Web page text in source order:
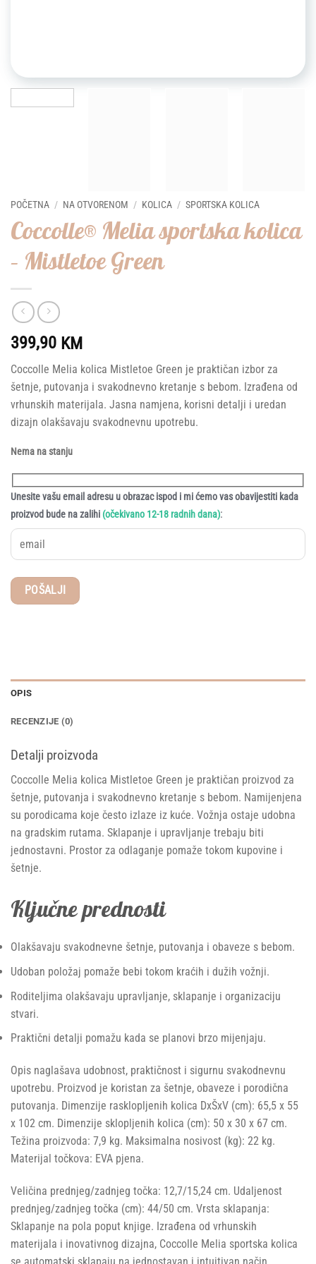
POČETNA / NA OTVORENOM / KOLICA / SPORTSKA KOLICA
Coccolle® Melia sportska kolica
– Mistletoe Green
399,90 KM
Coccolle Melia kolica Mistletoe Green je praktičan izbor za
šetnje, putovanja i svakodnevno kretanje s bebom. Izrađena od
vrhunskih materijala. Jasna namjena, korisni detalji i uredan
dizajn olakšavaju svakodnevnu upotrebu.
Nema na stanju
Unesite vašu email adresu u obrazac ispod i mi ćemo vas obavijestiti kada
proizvod bude na zalihi (očekivano 12-18 radnih dana):
OPIS
RECENZIJE (0)
Detalji proizvoda
Coccolle Melia kolica Mistletoe Green je praktičan proizvod za
šetnje, putovanja i svakodnevno kretanje s bebom. Namijenjena
su porodicama koje često izlaze iz kuće. Vožnja ostaje udobna
na gradskim rutama. Sklapanje i upravljanje trebaju biti
jednostavni. Prostor za odlaganje pomaže tokom kupovine i
šetnje.
Ključne prednosti
Olakšavaju svakodnevne šetnje, putovanja i obaveze s bebom.
Udoban položaj pomaže bebi tokom kraćih i dužih vožnji.
Roditeljima olakšavaju upravljanje, sklapanje i organizaciju
stvari.
Praktični detalji pomažu kada se planovi brzo mijenjaju.
Opis naglašava udobnost, praktičnost i sigurnu svakodnevnu
upotrebu. Proizvod je koristan za šetnje, obaveze i porodična
putovanja. Dimenzije rasklopljenih kolica DxŠxV (cm): 65,5 x 55
x 102 cm. Dimenzije sklopljenih kolica (cm): 50 x 30 x 67 cm.
Težina proizvoda: 7,9 kg. Maksimalna nosivost (kg): 22 kg.
Materijal točkova: EVA pjena.
Veličina prednjeg/zadnjeg točka: 12,7/15,24 cm. Udaljenost
prednjeg/zadnjeg točka (cm): 44/50 cm. Vrsta sklapanja:
Sklapanje na pola poput knjige. Izrađena od vrhunskih
materijala i inovativnog dizajna, Coccolle Melia sportska kolica